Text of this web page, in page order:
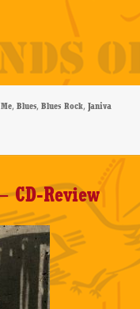
,Blues,Blues Rock,Janiva
Back For Me – CD-Review
CD-Review